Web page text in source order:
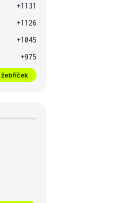
+1131
+1126
+1045
+975
žebříček